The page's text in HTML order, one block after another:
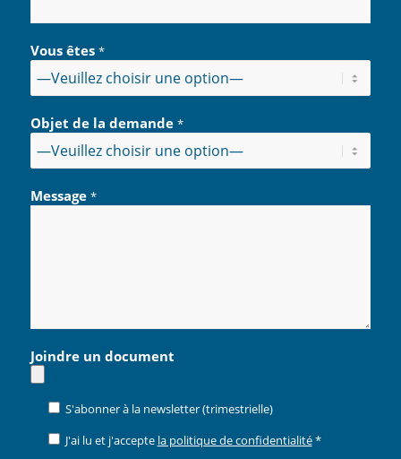
Vous êtes *
Objet de la demande *
Message *
Joindre un document
S'abonner à la newsletter (trimestrielle)
J'ai lu et j'accepte la politique de confidentialité*